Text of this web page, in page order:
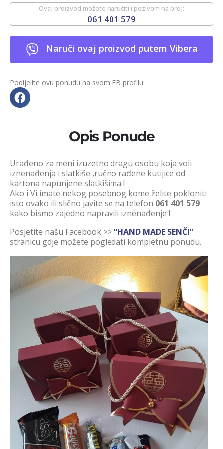
Ovaj proizvod možete naručiti i pozivom na broj:
061 401 579
Naruči ovaj proizvod putem Vibera
Podijelite ovu ponudu na svom FB profilu
Opis Ponude
Urađeno za meni izuzetno dragu osobu koja voli
iznenađenja i slatkiše ,ručno rađene kutijice od
kartona napunjene slatkišima !
Ako i Vi imate nekog posebnog kome želite pokloniti
isto ovako ili slično javite se na telefon 061 401 579
kako bismo zajedno napravili iznenađenje !
Posjetite našu Facebook >>“HAND MADE SENČI”
stranicu gdje možete pogledati kompletnu ponudu.